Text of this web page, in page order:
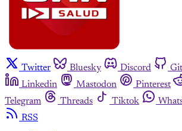
Twitter Bluesky Discord
Linkedin
Mastodon Pinterest
Telegram
Threads Tiktok
RSS